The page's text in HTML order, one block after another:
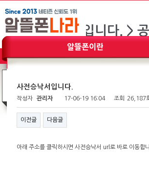
사전승낙서입니다.
작성자 관리자 17-06-19 16:04 조회 26,187
이전글 다음글
아래 주소를 클릭하시면 사전승낙서 url로 바로 이동합